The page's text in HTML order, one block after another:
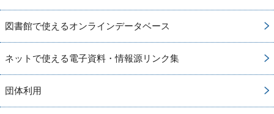
図書館で使えるオンラインデータベース
ネットで使える電子資料・情報源リンク集
団体利用